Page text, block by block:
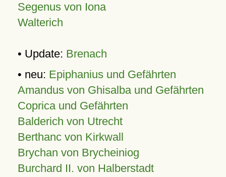
Segenus von Iona
Walterich
• Update: Brenach
• neu: Epiphanius und Gefährten
Amandus von Ghisalba und Gefährten
Coprica und Gefährten
Balderich von Utrecht
Berthanc von Kirkwall
Brychan von Brycheiniog
Burchard II. von Halberstadt